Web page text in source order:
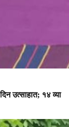
उत्साहात; १४ व्या